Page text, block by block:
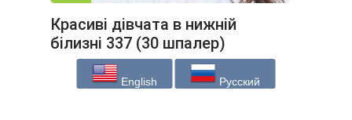
Красиві дівчата в нижній
білизні 337 (30 шпалер)
English Русский